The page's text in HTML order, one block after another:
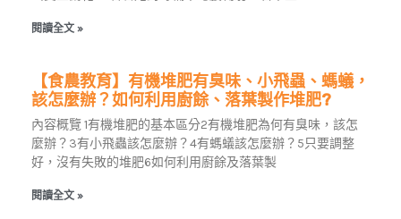
閱讀全文 »
【食農教育】有機堆肥有臭味、小飛蟲、螞蟻，
該怎麼辦？如何利用廚餘、落葉製作堆肥?
內容概覽 1有機堆肥的基本區分2有機堆肥為何有臭味，該怎
麼辦？3有小飛蟲該怎麼辦？4有螞蟻該怎麼辦？5只要調整
好，沒有失敗的堆肥6如何利用廚餘及落葉製
閱讀全文 »